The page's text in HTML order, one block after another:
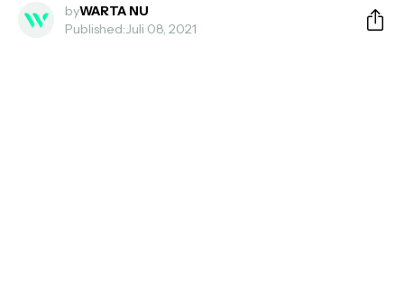
byWARTA NU
Published:Juli 08, 2021